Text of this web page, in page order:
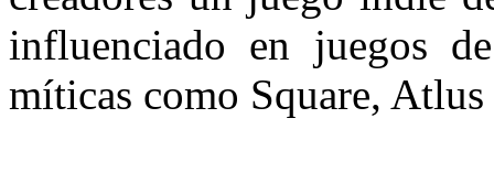
influenciado en juegos
míticas como Square,